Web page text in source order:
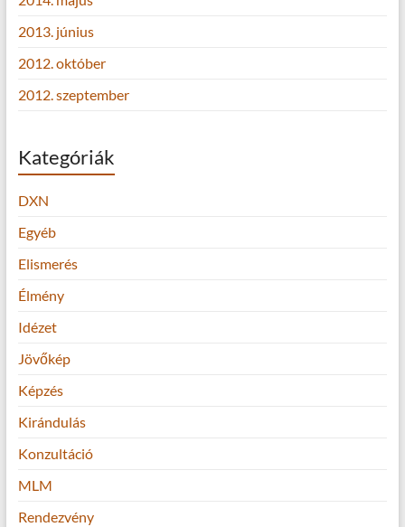
2013. június
2012. október
2012. szeptember
Kategóriák
DXN
Egyéb
Elismerés
Élmény
Idézet
Jövőkép
Képzés
Kirándulás
Konzultáció
MLM
Rendezvény